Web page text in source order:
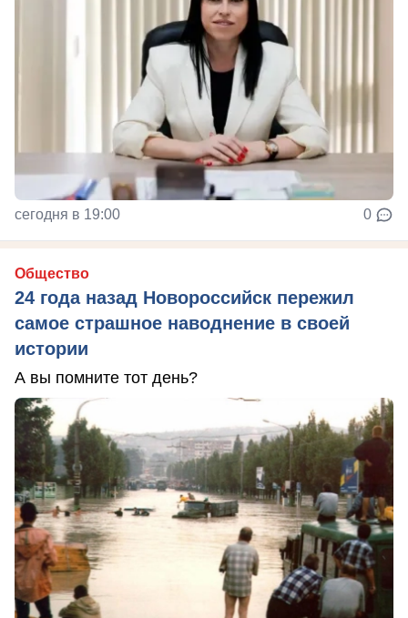
сегодня в 19:00 0
Общество
24 года назад Новороссийск пережил
самое страшное наводнение в своей
истории
А вы помните тот день?